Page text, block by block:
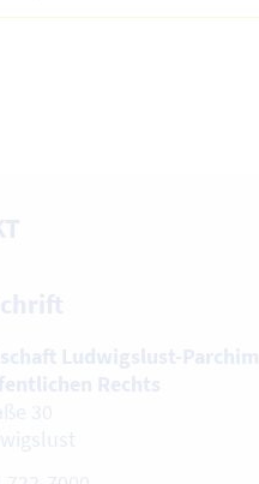
Ludwigslust-Parchim
Rechts
30